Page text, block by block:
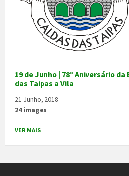
19 de Junho | 78º Aniversário da
das Taipas a Vila
21 Junho, 2018
24 images
VER MAIS